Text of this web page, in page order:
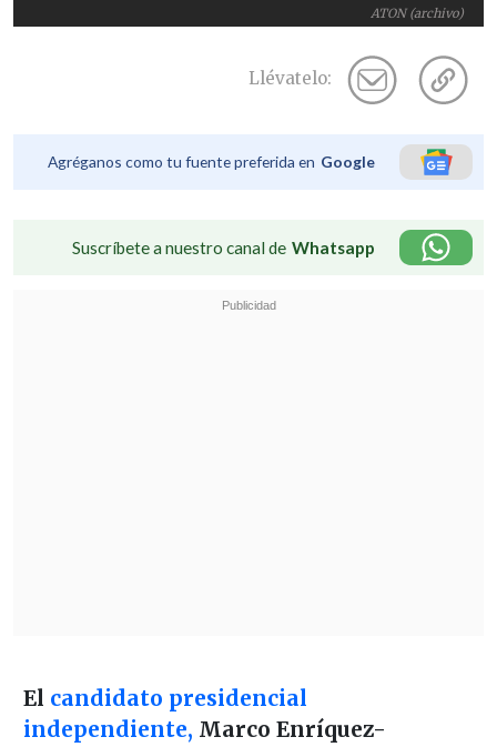
ATON (archivo)
Llévatelo:
Agréganos como tu fuente preferida en Google
Suscríbete a nuestro canal de Whatsapp
El candidato presidencial
independiente, Marco Enríquez-